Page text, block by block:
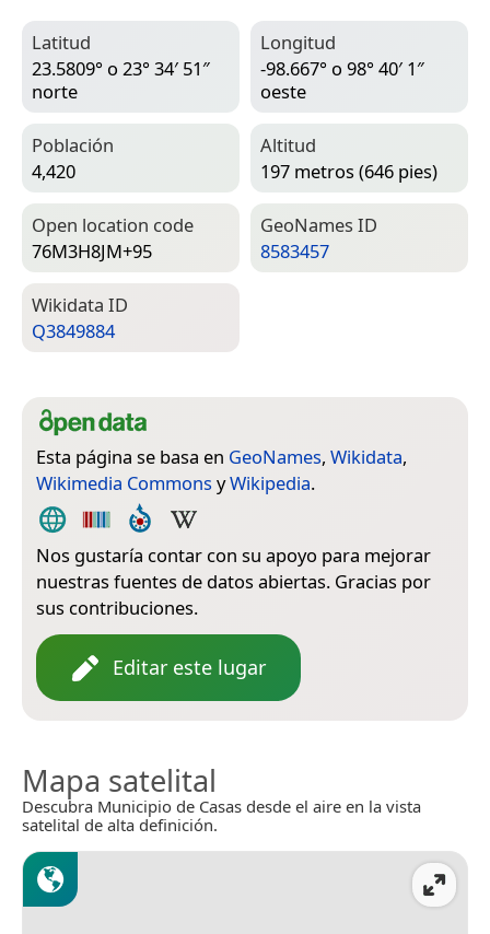
Latitud
23.5809° o 23° 34′ 51″
norte
Longitud
-98.667° o 98° 40′ 1″
oeste
Población
4,420
Altitud
197 metros (646 pies)
Open location code
76M3H8JM+95
Geo­Names ID
8583457
Wiki­data ID
Q3849884
Esta página se basa en GeoNames, Wikidata,
Wikimedia Commons yWikipedia.
Nos gustaría contar con su apoyo para mejorar
nuestras fuentes de datos abiertas. Gracias por
sus contribuciones.
Editar este lugar
Mapa satelital
Descubra Municipio de Casas desde el aire en la vista
satelital de alta definición.